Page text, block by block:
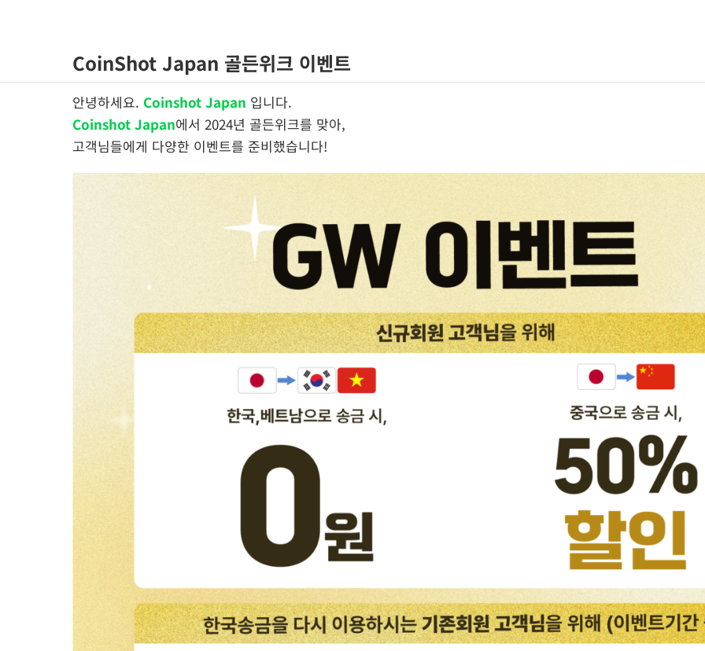
CoinShot Japan 골든위크 이벤트
안녕하세요. Coinshot Japan 입니다.
Coinshot Japan에서 2024년 골든위크를 맞아,
고객님들에게 다양한 이벤트를 준비했습니다!